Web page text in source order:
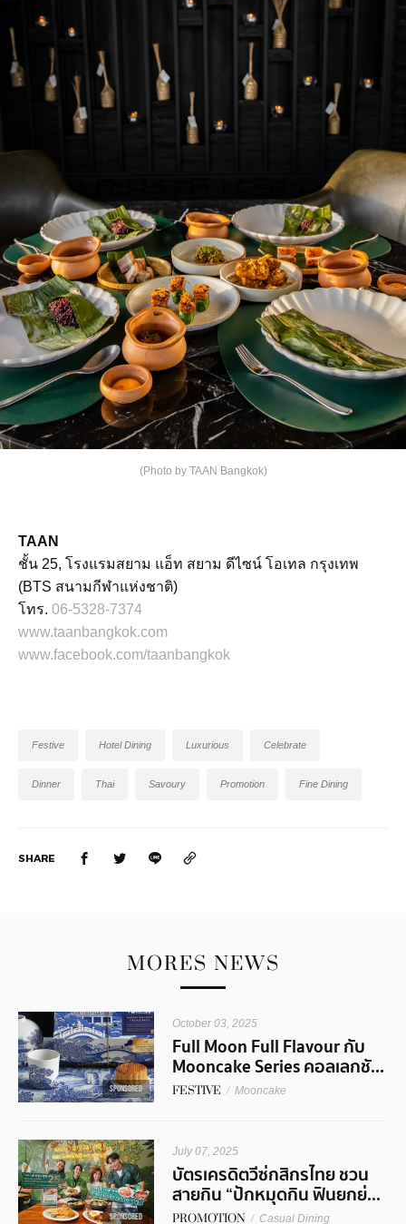
(Photo by TAAN Bangkok)
TAAN
ชั้น 25, โรงแรมสยาม แอ็ท สยาม ดีไซน์ โอเทล กรุงเทพ
(BTS สนามกีฬาแห่งชาติ)
โทร. 06-5328-7374
www.taanbangkok.com
www.facebook.com/taanbangkok
Festive Hotel Dining Luxurious Celebrate
Dinner Thai Savoury Promotion Fine Dining
SHARE
MORES NEWS
SPONSORED
October 03, 2025
Full Moon Full Flavour กับ
Mooncake Series คอลเลกชั...
FESTIVE / Mooncake
SPONSORED
July 07, 2025
บัตรเครดิตวีซ่กสิกรไทย ชวน
สายกิน “ปักหมุดกิน ฟินยกย่...
PROMOTION / Casual Dining